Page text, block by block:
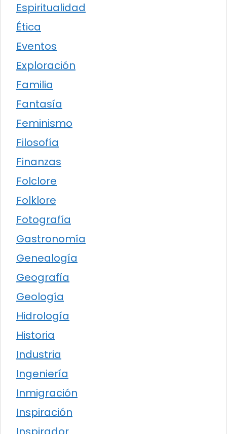
Espiritualidad
Ética
Eventos
Exploración
Familia
Fantasía
Feminismo
Filosofía
Finanzas
Folclore
Folklore
Fotografía
Gastronomía
Genealogía
Geografía
Geología
Hidrología
Historia
Industria
Ingeniería
Inmigración
Inspiración